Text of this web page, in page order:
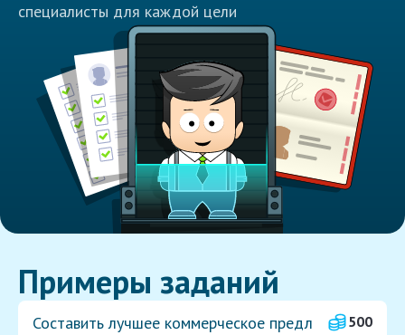
специалисты для каждой цели
Примеры заданий
Составить лучшее коммерческое предл
500